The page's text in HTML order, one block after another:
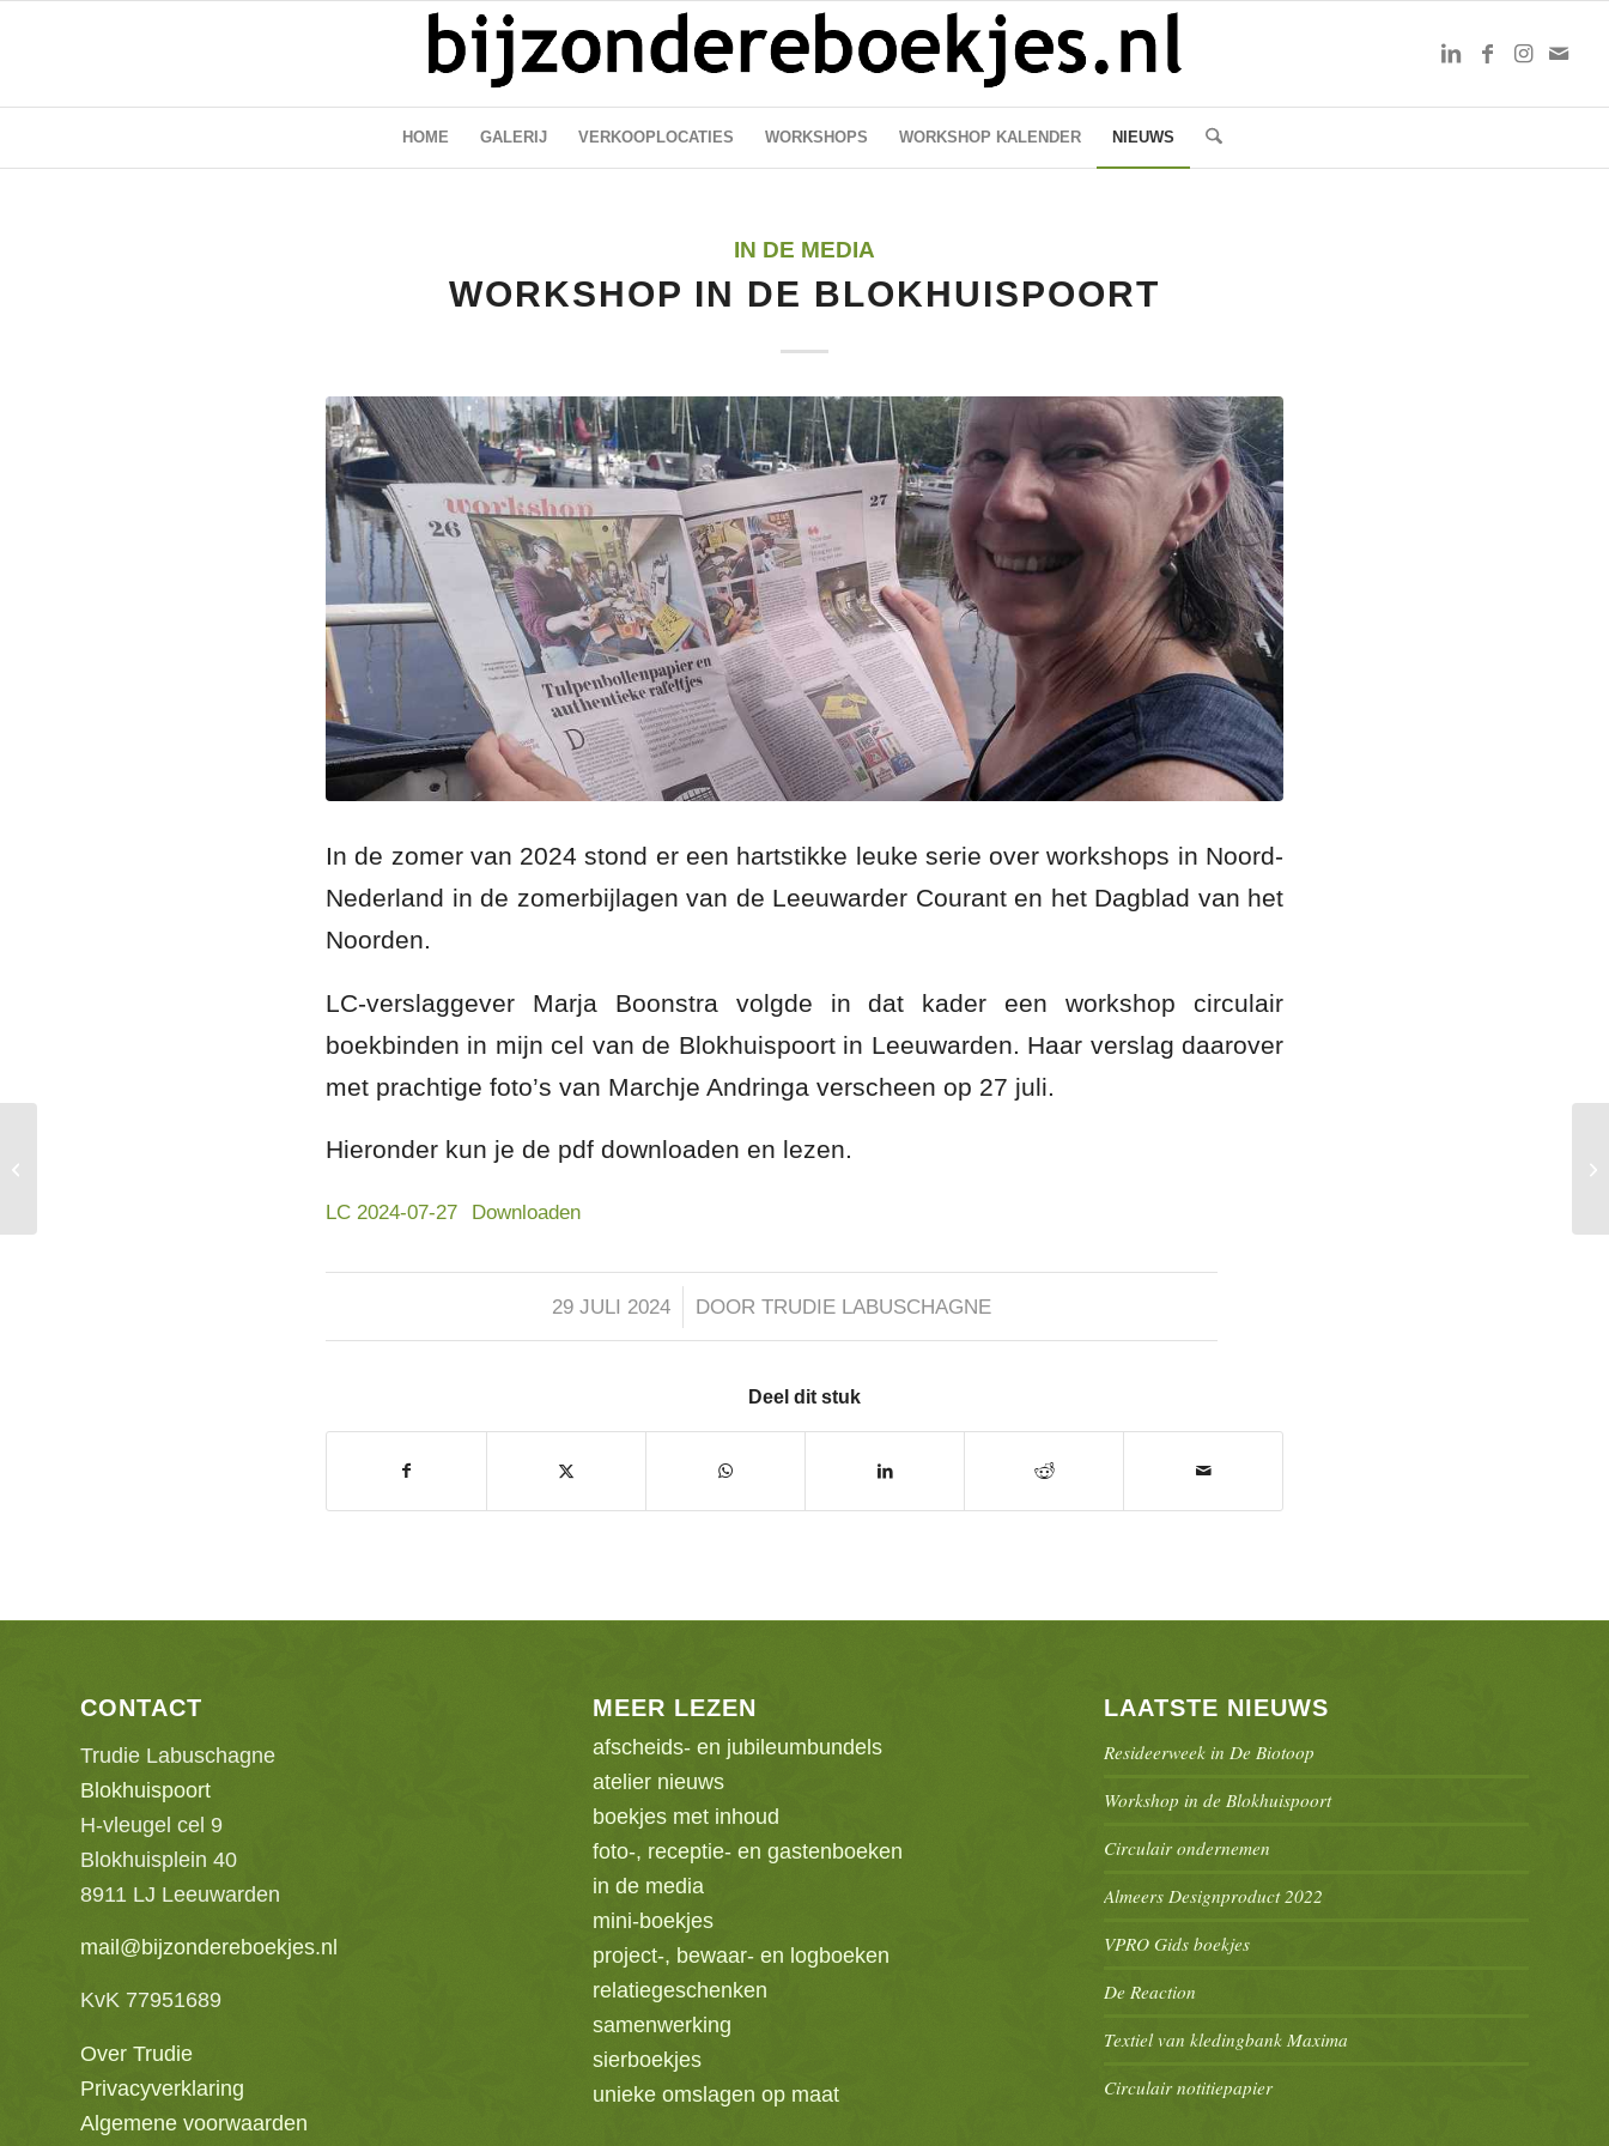
HOME GALERIJ VERKOOPLOCATIES WORKSHOPS WORKSHOP KALENDER NIEUWS
IN DE MEDIA
WORKSHOP IN DE BLOKHUISPOORT
In de zomer van 2024 stond er een hartstikke leuke serie over workshops in Noord-
Nederland in de zomerbijlagen van de Leeuwarder Courant en het Dagblad van het
Noorden.
LC-verslaggever Marja Boonstra volgde in dat kader een workshop circulair
boekbinden in mijn cel van de Blokhuispoort in Leeuwarden. Haar verslag daarover
met prachtige foto’s van Marchje Andringa verscheen op 27 juli.
Hieronder kun je de pdf downloaden en lezen.
LC 2024-07-27 Downloaden
29 JULI 2024
/ DOORTRUDIE LABUSCHAGNE
Deel dit stuk
CONTACT
Trudie Labuschagne
Blokhuispoort
H-vleugel cel 9
Blokhuisplein 40
8911 LJ Leeuwarden
mail@bijzondereboekjes.nl
KvK 77951689
Over Trudie
Privacyverklaring
Algemene voorwaarden
MEER LEZEN
afscheids- en jubileumbundels
atelier nieuws
boekjes met inhoud
foto-, receptie- en gastenboeken
in de media
mini-boekjes
project-, bewaar- en logboeken
relatiegeschenken
samenwerking
sierboekjes
unieke omslagen op maat
LAATSTE NIEUWS
Resideerweek in De Biotoop
Workshop in de Blokhuispoort
Circulair ondernemen
Almeers Designproduct 2022
VPRO Gids boekjes
De Reaction
Textiel van kledingbank Maxima
Circulair notitiepapier